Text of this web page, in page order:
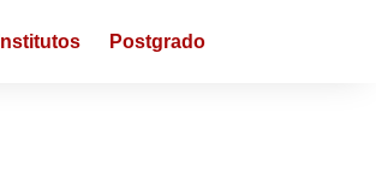
Institutos Postgrado